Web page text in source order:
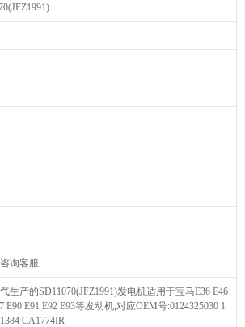
询客服
生产的SD11070(JFZ1991)发电机适用于宝马E36 E46
E90 E91 E92 E93等发动机,对应OEM号:0124325030 1
CA1774IR